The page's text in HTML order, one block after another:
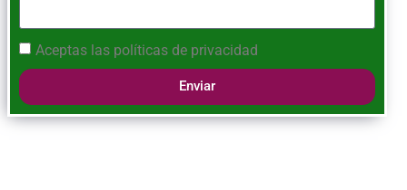
Aceptas las políticas de privacidad
Enviar